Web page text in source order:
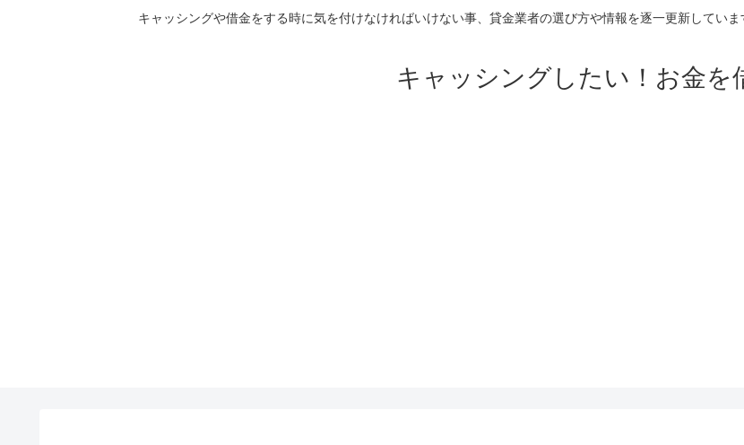
キャッシングや借金をする時に気を付けなければいけない事、貸金業者の選び方や情報を逐一更新してい
キャッシングしたい！お金を